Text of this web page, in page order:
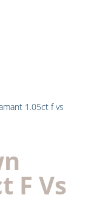
1.05ct f vs
F Vs